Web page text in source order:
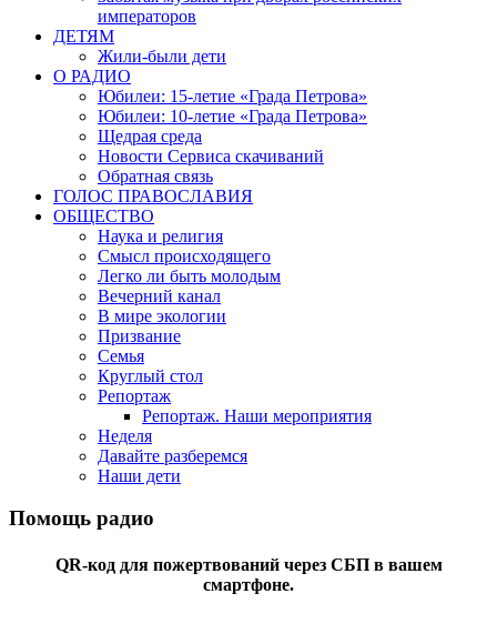
императоров
ДЕТЯМ
Жили-были дети
О РАДИО
Юбилеи: 15-летие «Града Петрова»
Юбилеи: 10-летие «Града Петрова»
Щедрая среда
Новости Сервиса скачиваний
Обратная связь
ГОЛОС ПРАВОСЛАВИЯ
ОБЩЕСТВО
Наука и религия
Смысл происходящего
Легко ли быть молодым
Вечерний канал
В мире экологии
Призвание
Семья
Круглый стол
Репортаж
Репортаж. Наши мероприятия
Неделя
Давайте разберемся
Наши дети
Помощь радио
QR-код для пожертвований через СБП в вашем
смартфоне.